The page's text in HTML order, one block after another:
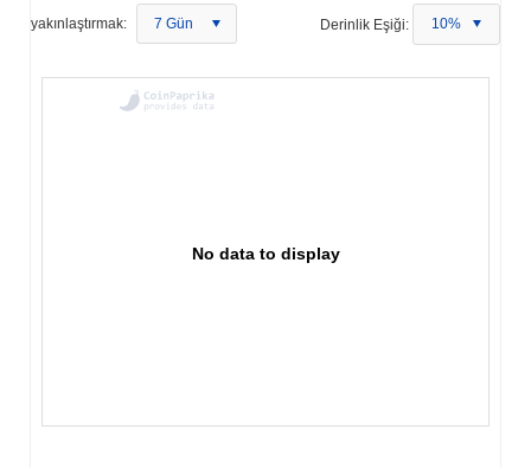
yakınlaştırmak: 7 Gün Derinlik Eşiği: 10%
No data to display